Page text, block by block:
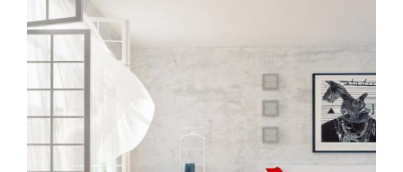
Gutachter Gebäudeschäden
Fragen
Geruchsbeseitigung
Hausschwamm Sanierung
Hausschwamm Analyse
Hausschwamm Schutzmittel